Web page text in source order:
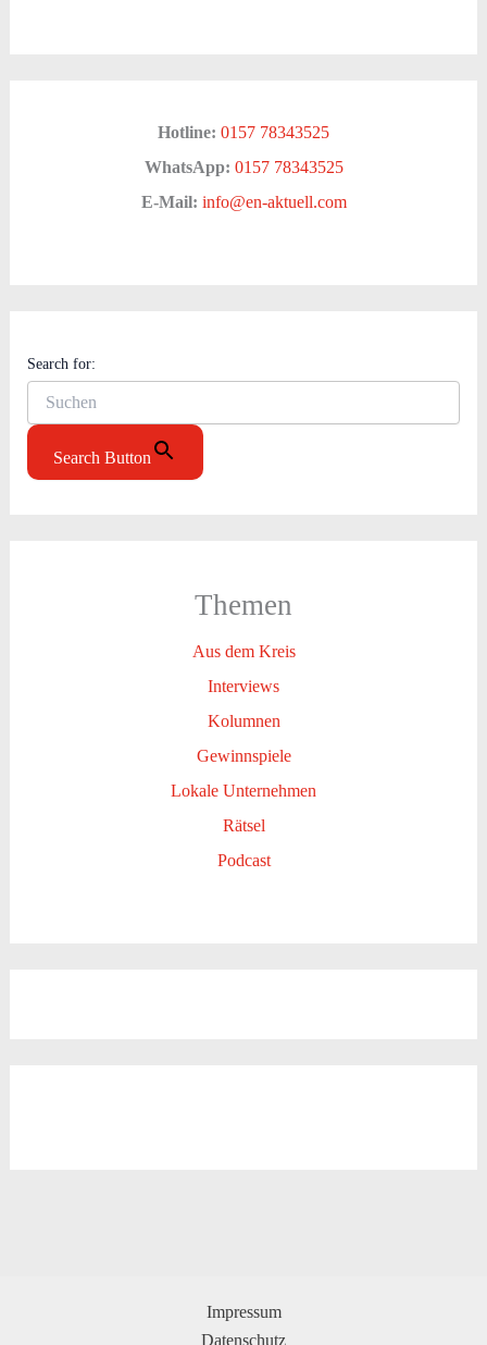
Hotline: 0157 78343525
WhatsApp: 0157 78343525
E-Mail: info@en-aktuell.com
Search for:
Search Button
Themen
Aus dem Kreis
Interviews
Kolumnen
Gewinnspiele
Lokale Unternehmen
Rätsel
Podcast
Impressum
Datenschutz